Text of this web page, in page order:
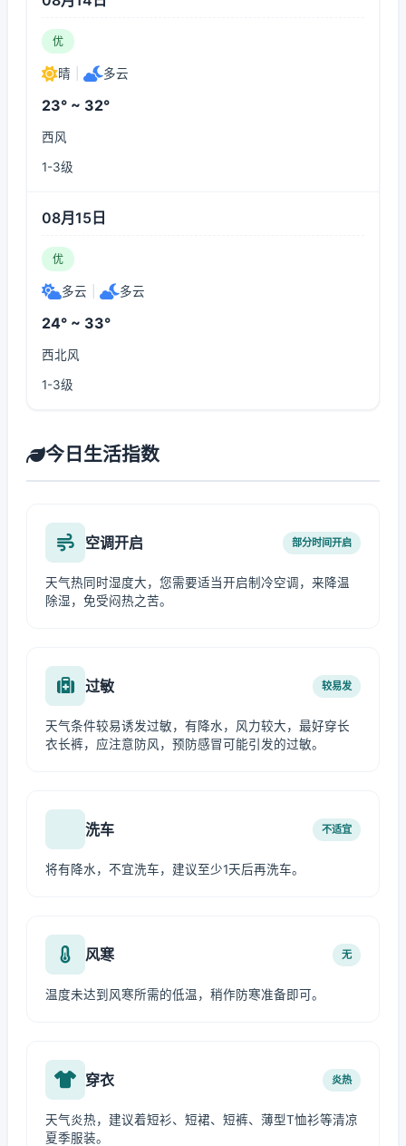
优
晴 多云
23° ~ 32°
西风
1-3级
08月15日
优
多云 多云
24° ~ 33°
西北风
1-3级
今日生活指数
空调开启 部分时间开启
天气热同时湿度大，您需要适当开启制冷空调，来降温
除湿，免受闷热之苦。
过敏 较易发
天气条件较易诱发过敏，有降水，风力较大，最好穿长
衣长裤，应注意防风，预防感冒可能引发的过敏。
洗车 不适宜
将有降水，不宜洗车，建议至少1天后再洗车。
风寒 无
温度未达到风寒所需的低温，稍作防寒准备即可。
穿衣 炎热
天气炎热，建议着短衫、短裙、短裤、薄型T恤衫等清凉
夏季服装。